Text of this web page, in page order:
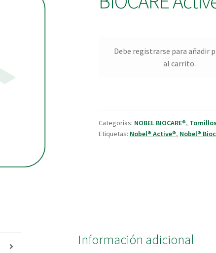
Debe registrarse para añadir
al carrito.
Categorías: NOBEL BIOCARE®,
Etiquetas: Nobel® Active®, Nobel®
Información adicional